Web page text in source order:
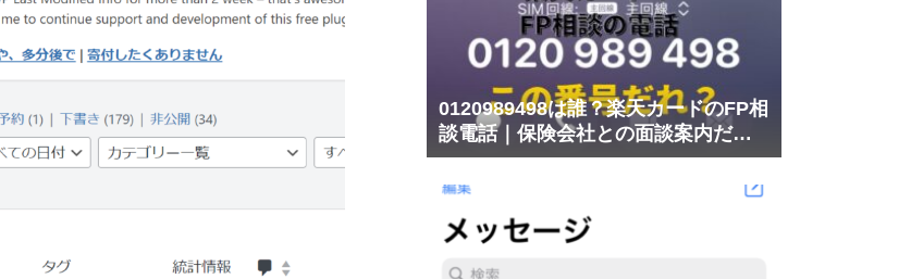
0120989498は誰？楽天カードのFP相
談電話｜保険会社との面談案内だっ
た